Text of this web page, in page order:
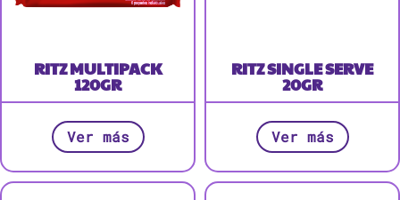
RITZ MULTIPACK
120GR
Ver más
RITZ SINGLE SERVE
20GR
Ver más